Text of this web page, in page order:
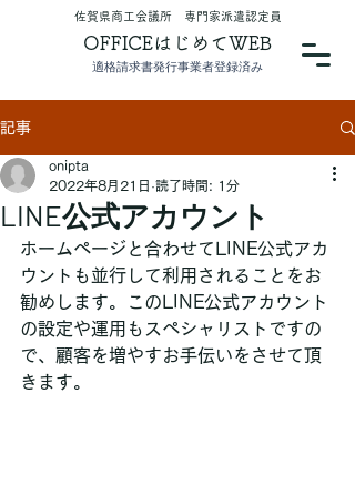
OFFICEはじめてWEB
​佐賀県商工会議所 専門家派遣認定員
適格請求書発行事業者登録済み
記事
LINE公式アカウント
onipta
2022年8月21日 読了時間: 1分
ホームページと合わせてLINE公式アカ
ウントも並行して利用されることをお
勧めします。このLINE公式アカウント
の設定や運用もスペシャリストですの
で、顧客を増やすお手伝いをさせて頂
きます。